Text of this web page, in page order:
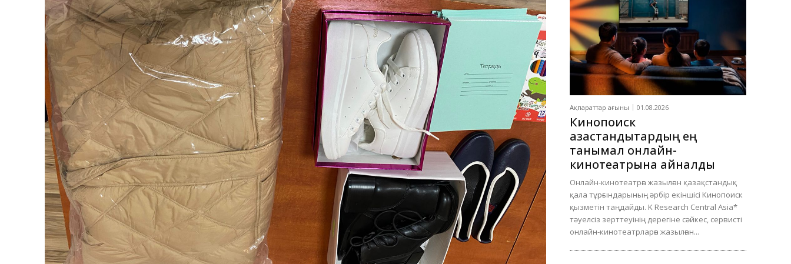
Ақпараттар ағыны 01.08.2026
Кинопоиск
қазақстандықтардың ең
танымал онлайн-
кинотеатрына айналды
Онлайн-кинотеатрға жазылған қазақстандық
қала тұрғындарының әрбір екіншісі Кинопоиск
қызметін таңдайды. K Research Central Asia*
тәуелсіз зерттеуінің дерегіне сәйкес, сервисті
онлайн-кинотеатрларға жазылған...